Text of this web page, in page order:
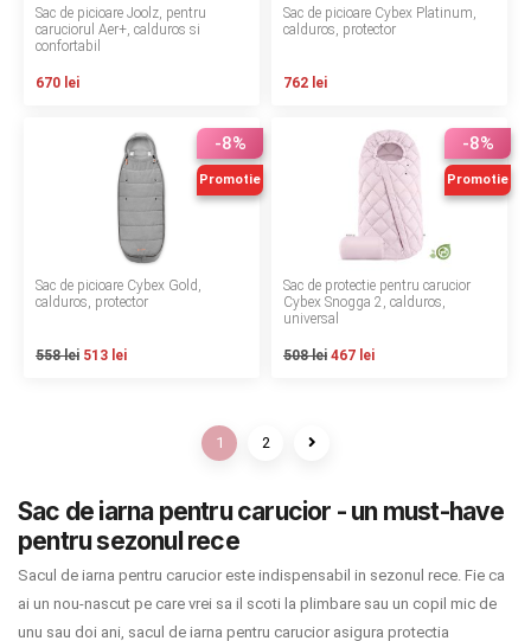
Sac de picioare Joolz, pentru
caruciorul Aer+, calduros si
confortabil
670 lei
Sac de picioare Cybex Platinum,
calduros, protector
762 lei
-8%
Promotie
Sac de picioare Cybex Gold,
calduros, protector
558 lei 513 lei
-8%
Promotie
Sac de protectie pentru carucior
Cybex Snogga 2, calduros,
universal
508 lei 467 lei
1 2
Sac de iarna pentru carucior - un must-have
pentru sezonul rece
Sacul de iarna pentru carucior este indispensabil in sezonul rece. Fie ca
ai un nou-nascut pe care vrei sa il scoti la plimbare sau un copil mic de
unu sau doi ani, sacul de iarna pentru carucior asigura protectia